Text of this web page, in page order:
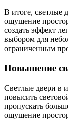
В итоге, светлые
ощущение
создать эффект
выбором для
ограниченным
Повышение
Светлые двери в
повысить
пропускать
ощущение